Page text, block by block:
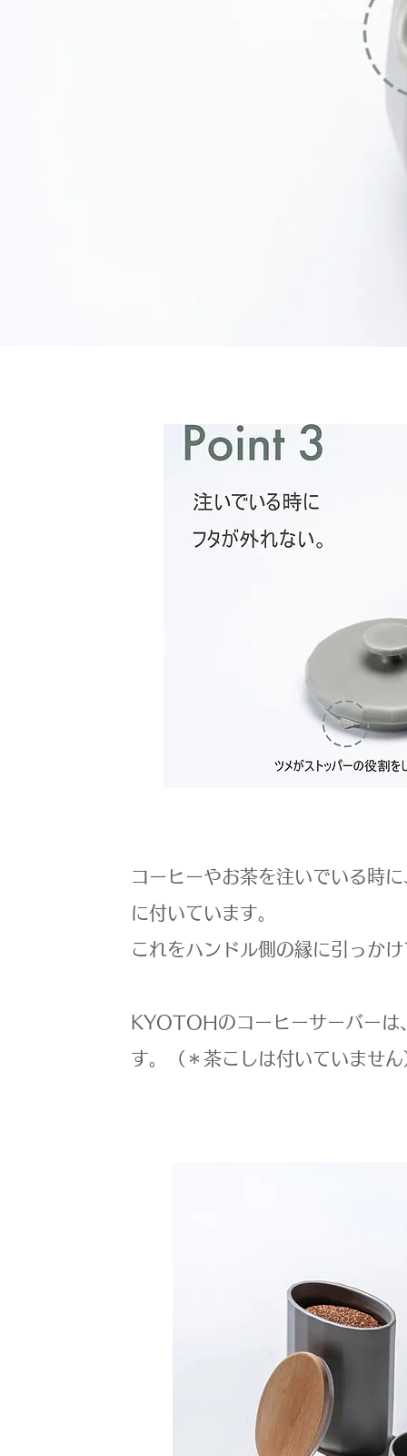
コーヒーやお茶を注いでいる時
に付いています。
これをハンドル側の縁に引っか
KYOTOHのコーヒーサーバーは
す。（＊茶こしは付いていません